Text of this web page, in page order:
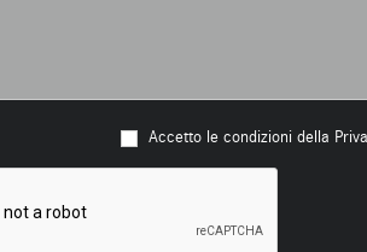
Accetto le condizioni della